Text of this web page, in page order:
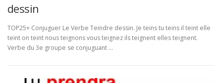
dessin
TOP25+ Conjuguer Le Verbe Teindre dessin. Je teins tu teins il teint elle
teint on teint nous teignons vous teignez ils teignent elles teignent.
Verbe du 3e groupe se conjuguant …